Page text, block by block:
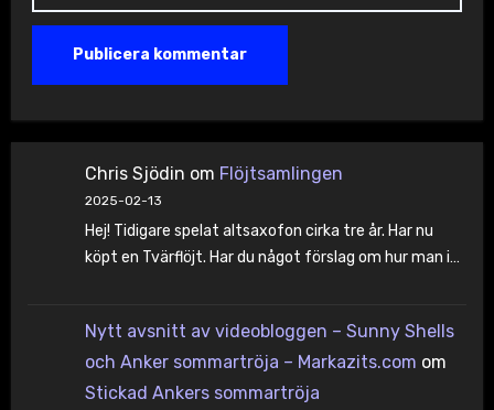
Chris Sjödin om Flöjtsamlingen
2025-02-13
Hej! Tidigare spelat altsaxofon cirka tre år. Har nu
köpt en Tvärflöjt. Har du något förslag om hur man i…
Nytt avsnitt av videobloggen – Sunny Shells
och Anker sommartröja – Markazits.com om
Stickad Ankers sommartröja